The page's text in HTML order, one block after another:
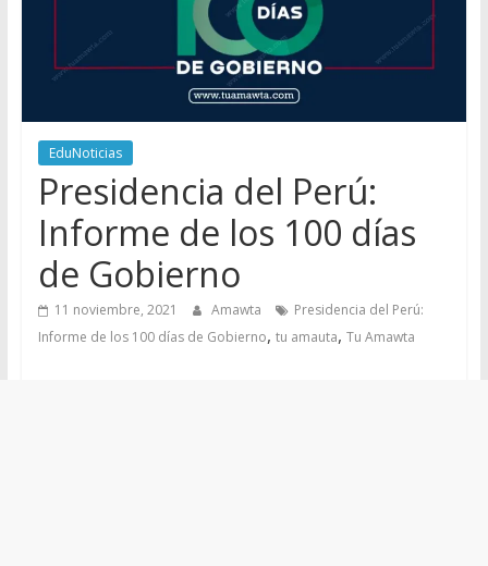
EduNoticias
Presidencia del Perú:
Informe de los 100 días
de Gobierno
11 noviembre, 2021 Amawta
Presidencia del Perú:
Informe de los 100 días de Gobierno, tu amauta, Tu Amawta